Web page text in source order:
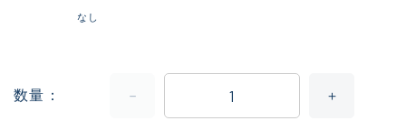
なし
数量